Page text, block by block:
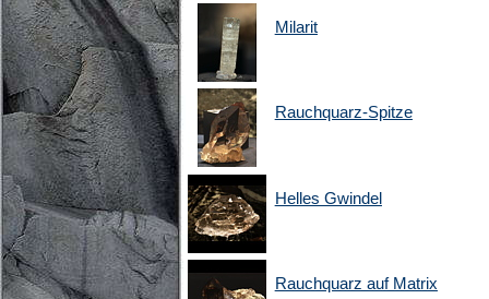
Milarit
Rauchquarz-Spitze
Helles Gwindel
Rauchquarz auf Matrix